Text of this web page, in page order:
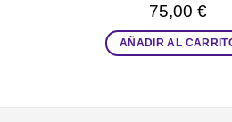
75,00 €
AÑADIR AL